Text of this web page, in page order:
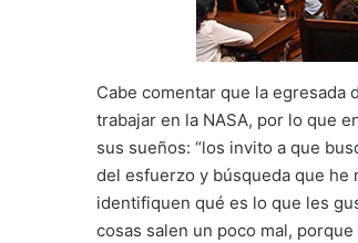
Cabe comentar que la egresada
trabajar en la NASA, por lo que
sus sueños: “los invito a que
del esfuerzo y búsqueda que he
identifiquen qué es lo que les
cosas salen un poco mal,